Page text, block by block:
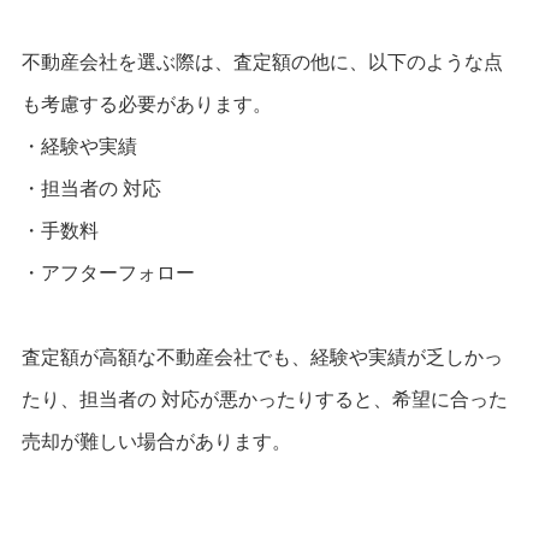
不動産会社を選ぶ際は、査定額の他に、以下のような点
も考慮する必要があります。
・経験や実績
・担当者の 対応
・手数料
・アフターフォロー
査定額が高額な不動産会社でも、経験や実績が乏しかっ
たり、担当者の 対応が悪かったりすると、希望に合った
売却が難しい場合があります。